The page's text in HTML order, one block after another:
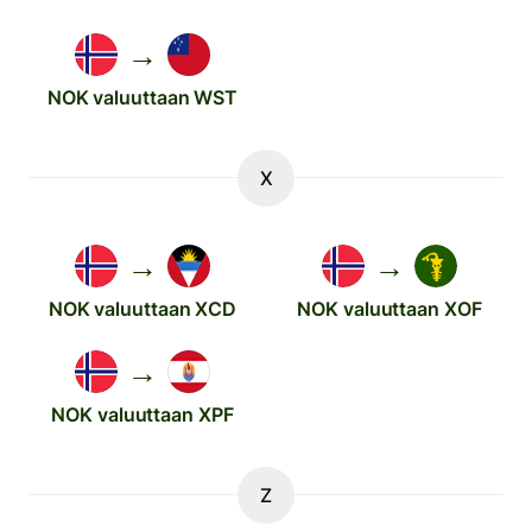
→
NOK valuuttaan WST
X
→
NOK valuuttaan XCD
→
NOK valuuttaan XOF
→
NOK valuuttaan XPF
Z